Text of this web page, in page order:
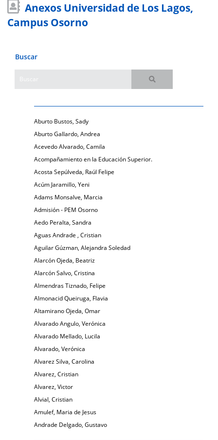
Anexos Universidad de Los Lagos,
Campus Osorno
Buscar
Aburto Bustos, Sady
Aburto Gallardo, Andrea
Acevedo Alvarado, Camila
Acompañamiento en la Educación Superior.
Acosta Sepúlveda, Raúl Felipe
Acúm Jaramillo, Yeni
Adams Monsalve, Marcia
Admisión - PEM Osorno
Aedo Peralta, Sandra
Aguas Andrade , Cristian
Aguilar Gúzman, Alejandra Soledad
Alarcón Ojeda, Beatriz
Alarcón Salvo, Cristina
Almendras Tiznado, Felipe
Almonacid Queiruga, Flavia
Altamirano Ojeda, Omar
Alvarado Angulo, Verónica
Alvarado Mellado, Lucila
Alvarado, Verónica
Alvarez Silva, Carolina
Alvarez, Cristian
Alvarez, Victor
Alvial, Cristian
Amulef, Maria de Jesus
Andrade Delgado, Gustavo